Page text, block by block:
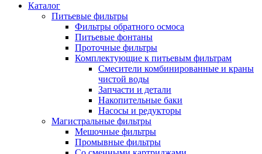
Каталог
Питьевые фильтры
Фильтры обратного осмоса
Питьевые фонтаны
Проточные фильтры
Комплектующие к питьевым фильтрам
Смесители комбинированные и краны
чистой воды
Запчасти и детали
Накопительные баки
Насосы и редукторы
Магистральные фильтры
Мешочные фильтры
Промывные фильтры